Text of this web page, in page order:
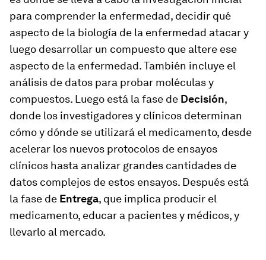
para comprender la enfermedad, decidir qué
aspecto de la biología de la enfermedad atacar y
luego desarrollar un compuesto que altere ese
aspecto de la enfermedad. También incluye el
análisis de datos para probar moléculas y
compuestos. Luego está la fase de Decisión,
donde los investigadores y clínicos determinan
cómo y dónde se utilizará el medicamento, desde
acelerar los nuevos protocolos de ensayos
clínicos hasta analizar grandes cantidades de
datos complejos de estos ensayos. Después está
la fase de Entrega, que implica producir el
medicamento, educar a pacientes y médicos, y
llevarlo al mercado.